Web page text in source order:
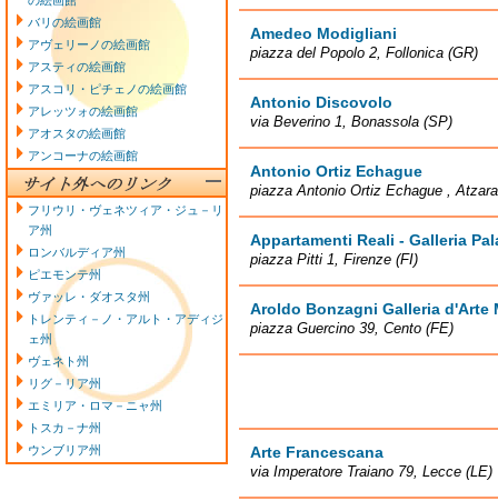
Amedeo Modigliani
piazza del Popolo 2, Follonica (GR)
Antonio Discovolo
via Beverino 1, Bonassola (SP)
Antonio Ortiz Echague
piazza Antonio Ortiz Echague ,
Appartamenti Reali - Galleria
piazza Pitti 1, Firenze (FI)
Aroldo Bonzagni Galleria d'Arte
piazza Guercino 39, Cento (FE)
Arte Francescana
via Imperatore Traiano 79, Lecce (LE)
バリの絵画館
アヴェリーノの絵画館
アスティの絵画館
アスコリ・ピチェノの絵画館
アレッツォの絵画館
アオスタの絵画館
アンコーナの絵画館
フリウリ・ヴェネツィア・ジュ－リ
ア州
ロンバルディア州
ピエモンテ州
ヴァッレ・ダオスタ州
トレンティ－ノ・アルト・アディジ
ェ州
ヴェネト州
リグ－リア州
エミリア・ロマ－ニャ州
トスカ－ナ州
ウンブリア州